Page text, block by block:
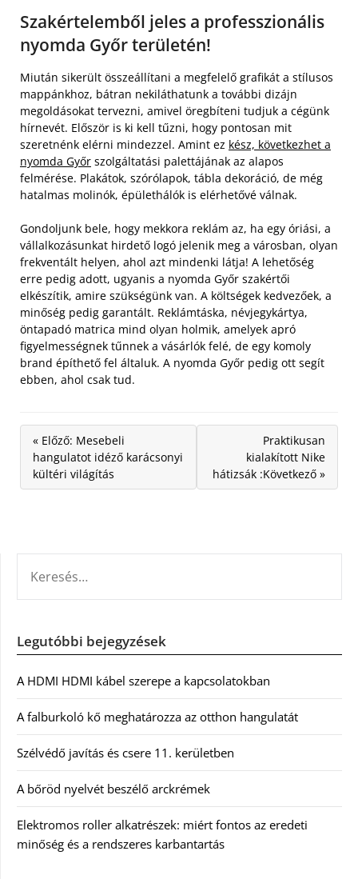
Szakértelemből jeles a professzionális
nyomda Győr területén!
Miután sikerült összeállítani a megfelelő grafikát a stílusos
mappánkhoz, bátran nekiláthatunk a további dizájn
megoldásokat tervezni, amivel öregbíteni tudjuk a cégünk
hírnevét. Először is ki kell tűzni, hogy pontosan mit
szeretnénk elérni mindezzel. Amint ez kész, következhet a
nyomda Győr szolgáltatási palettájának az alapos
felmérése. Plakátok, szórólapok, tábla dekoráció, de még
hatalmas molinók, épülethálók is elérhetővé válnak.
Gondoljunk bele, hogy mekkora reklám az, ha egy óriási, a
vállalkozásunkat hirdető logó jelenik meg a városban, olyan
frekventált helyen, ahol azt mindenki látja! A lehetőség
erre pedig adott, ugyanis a nyomda Győr szakértői
elkészítik, amire szükségünk van. A költségek kedvezőek, a
minőség pedig garantált. Reklámtáska, névjegykártya,
öntapadó matrica mind olyan holmik, amelyek apró
figyelmességnek tűnnek a vásárlók felé, de egy komoly
brand építhető fel általuk. A nyomda Győr pedig ott segít
ebben, ahol csak tud.
« Előző: Mesebeli
hangulatot idéző karácsonyi
kültéri világítás
Praktikusan
kialakított Nike
hátizsák :Következő »
Legutóbbi bejegyzések
A HDMI HDMI kábel szerepe a kapcsolatokban
A falburkoló kő meghatározza az otthon hangulatát
Szélvédő javítás és csere 11. kerületben
A bőröd nyelvét beszélő arckrémek
Elektromos roller alkatrészek: miért fontos az eredeti
minőség és a rendszeres karbantartás